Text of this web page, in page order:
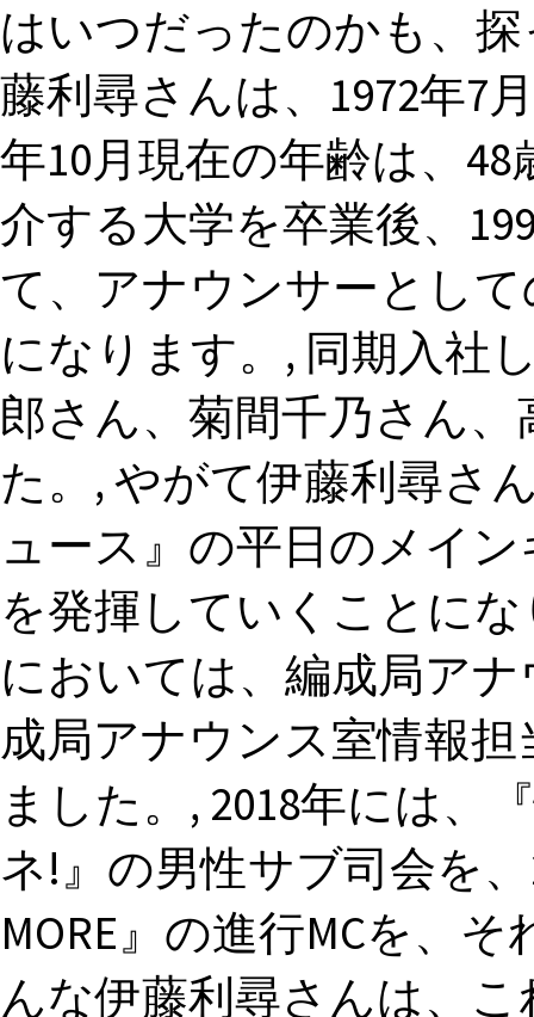
はいつだったのかも、
藤利尋さんは、1972年7
年10月現在の年齢は、
介する大学を卒業後、
て、アナウンサーとし
になります。, 同期入社
郎さん、菊間千乃さん
た。, やがて伊藤利尋さ
ュース』の平日のメイ
を発揮していくことに
においては、編成局ア
成局アナウンス室情報
ました。, 2018年には、
ネ!』の男性サブ司会を
MORE』の進行MCを、
んな伊藤利尋さんは、